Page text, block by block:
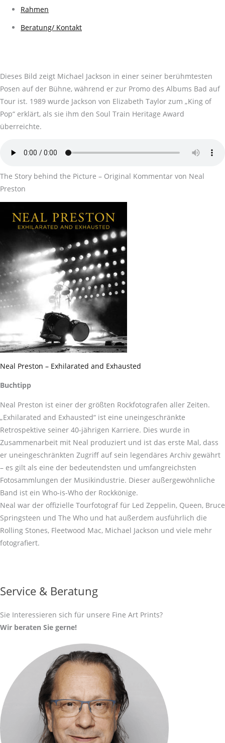
Rahmen
Beratung/ Kontakt
Dieses Bild zeigt Michael Jackson in einer seiner berühmtesten
Posen auf der Bühne, während er zur Promo des Albums Bad auf
Tour ist. 1989 wurde Jackson von Elizabeth Taylor zum „King of
Pop“ erklärt, als sie ihm den Soul Train Heritage Award
überreichte.
The Story behind the Picture – Original Kommentar von Neal
Preston
Neal Preston – Exhilarated and Exhausted
Buchtipp
Neal Preston ist einer der größten Rockfotografen aller Zeiten.
„Exhilarated and Exhausted“ ist eine uneingeschränkte
Retrospektive seiner 40-jährigen Karriere. Dies wurde in
Zusammenarbeit mit Neal produziert und ist das erste Mal, dass
er uneingeschränkten Zugriff auf sein legendäres Archiv gewährt
– es gilt als eine der bedeutendsten und umfangreichsten
Fotosammlungen der Musikindustrie. Dieser außergewöhnliche
Band ist ein Who-is-Who der Rockkönige.
Neal war der offizielle Tourfotograf für Led Zeppelin, Queen, Bruce
Springsteen und The Who und hat außerdem ausführlich die
Rolling Stones, Fleetwood Mac, Michael Jackson und viele mehr
fotografiert.
Service & Beratung
Sie Interessieren sich für unsere Fine Art Prints?
Wir beraten Sie gerne!